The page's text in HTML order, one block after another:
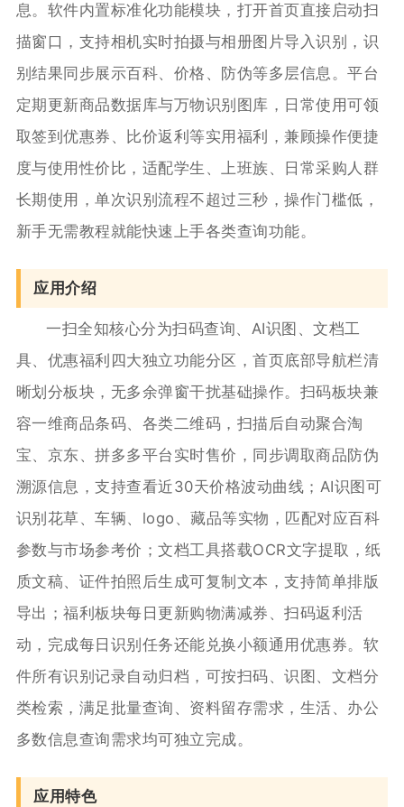
息。软件内置标准化功能模块，打开首页直接启动扫
描窗口，支持相机实时拍摄与相册图片导入识别，识
别结果同步展示百科、价格、防伪等多层信息。平台
定期更新商品数据库与万物识别图库，日常使用可领
取签到优惠券、比价返利等实用福利，兼顾操作便捷
度与使用性价比，适配学生、上班族、日常采购人群
长期使用，单次识别流程不超过三秒，操作门槛低，
新手无需教程就能快速上手各类查询功能。
应用介绍
一扫全知核心分为扫码查询、AI识图、文档工
具、优惠福利四大独立功能分区，首页底部导航栏清
晰划分板块，无多余弹窗干扰基础操作。扫码板块兼
容一维商品条码、各类二维码，扫描后自动聚合淘
宝、京东、拼多多平台实时售价，同步调取商品防伪
溯源信息，支持查看近30天价格波动曲线；AI识图可
识别花草、车辆、logo、藏品等实物，匹配对应百科
参数与市场参考价；文档工具搭载OCR文字提取，纸
质文稿、证件拍照后生成可复制文本，支持简单排版
导出；福利板块每日更新购物满减券、扫码返利活
动，完成每日识别任务还能兑换小额通用优惠券。软
件所有识别记录自动归档，可按扫码、识图、文档分
类检索，满足批量查询、资料留存需求，生活、办公
多数信息查询需求均可独立完成。
应用特色